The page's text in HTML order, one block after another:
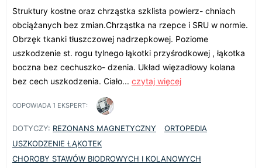
Struktury kostne oraz chrząstka szklista powierz- chniach
obciążanych bez zmian.Chrząstka na rzepce i SRU w normie.
Obrzęk tkanki tłuszczowej nadrzepkowej. Poziome
uszkodzenie st. rogu tylnego łąkotki przyśrodkowej , łąkotka
boczna bez cechuszko- dzenia. Układ więzadłowy kolana
bez cech uszkodzenia. Ciało... czytaj więcej
ODPOWIADA 1 EKSPERT:
DOTYCZY: REZONANS MAGNETYCZNY
ORTOPEDIA
USZKODZENIE ŁĄKOTEK
CHOROBY STAWÓW BIODROWYCH I KOLANOWYCH